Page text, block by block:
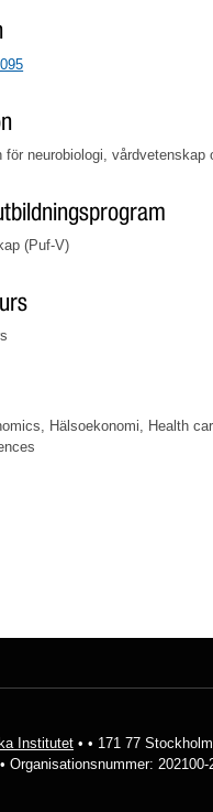
för neurobiologi, vårdvetenskap
(Puf-V)
Hälsoekonomi, Health
Institutet • • 171 77
• Organisationsnummer: 202100-